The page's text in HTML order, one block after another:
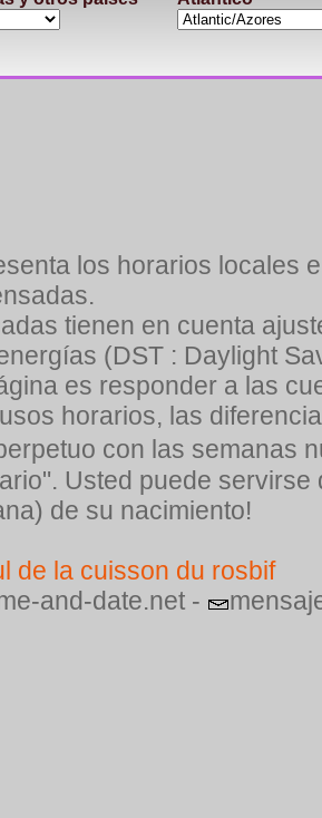
los horarios locales
tienen en cuenta
(DST : Daylight
es responder a las
horarios, las
con las semanas
Usted puede
de su nacimiento!
de la cuisson du rosbif
and-date.net -